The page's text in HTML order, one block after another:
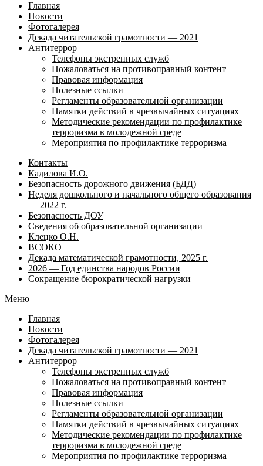
Главная
Новости
Фотогалерея
Декада читательской грамотности — 2021
Антитеррор
Телефоны экстренных служб
Пожаловаться на противоправный контент
Правовая информация
Полезные ссылки
Регламенты образовательной организации
Памятки действий в чрезвычайных ситуациях
Методические рекомендации по профилактике
терроризма в молодежной среде
Мероприятия по профилактике терроризма
Контакты
Кадилова И.О.
Безопасность дорожного движения (БДД)
Неделя дошкольного и начального общего образования
— 2022 г.
Безопасность ДОУ
Сведения об образовательной организации
Клецко О.Н.
ВСОКО
Декада математической грамотности, 2025 г.
2026 — Год единства народов России
Сокращение бюрократической нагрузки
Меню
Главная
Новости
Фотогалерея
Декада читательской грамотности — 2021
Антитеррор
Телефоны экстренных служб
Пожаловаться на противоправный контент
Правовая информация
Полезные ссылки
Регламенты образовательной организации
Памятки действий в чрезвычайных ситуациях
Методические рекомендации по профилактике
терроризма в молодежной среде
Мероприятия по профилактике терроризма